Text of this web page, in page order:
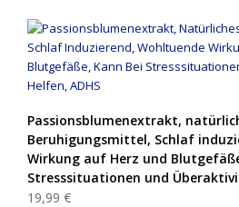
Passionsblumenextrakt,
Beruhigungsmittel, Schlaf
Wirkung auf Herz und
Stresssituationen und
19,99 €